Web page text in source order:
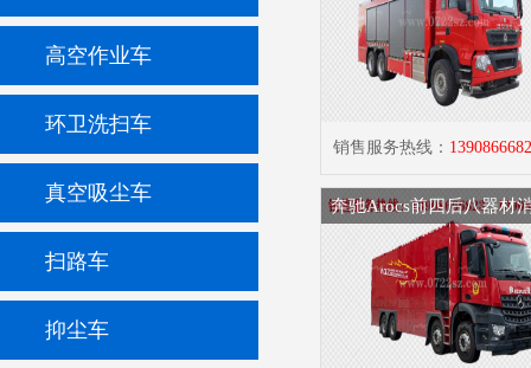
高空作业车
环卫洗扫车
真空吸尘车
扫路车
抑尘车
销售服务热线：
奔驰Arocs前四后八器材